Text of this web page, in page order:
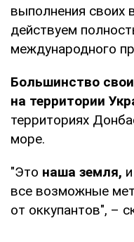
выполнения своих
действуем
международного
Большинство
на территории
территориях
море.
"Это наша земля,
все возможные
от оккупантов", –